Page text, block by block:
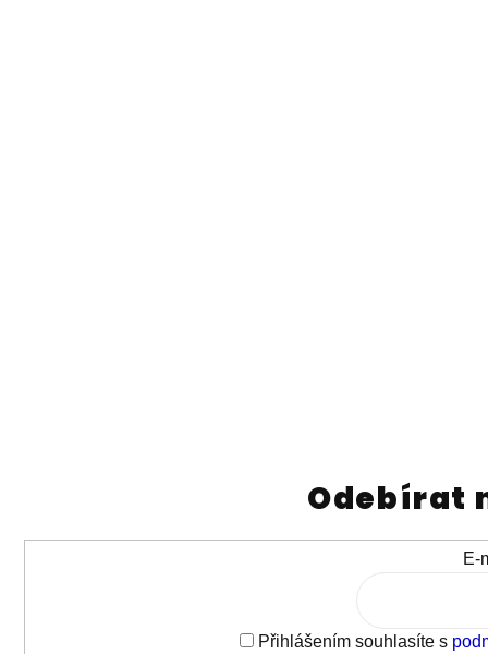
Odebírat
E-
Přihlášením souhlasíte s